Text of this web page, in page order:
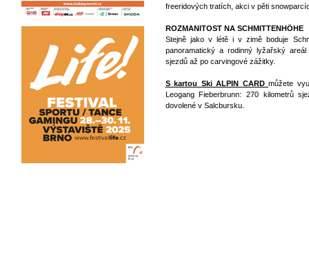
freeridových tratích, akci v pěti
ROZMANITOST NA SCHMITTENHÖHE
Stejně jako v létě i v zimě boduje
panoramatický a rodinný lyžařský
sjezdů až po carvingové zážitky.
S kartou Ski ALPIN CARD můžete
Leogang Fieberbrunn: 270 kilometrů
dovolené v Salcbursku.